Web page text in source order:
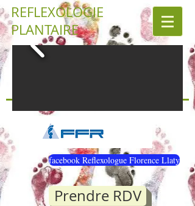
REFLEXOLOGIE
PLANTAIRE
facebook Reflexologue Florence Llaty
Prendre RDV